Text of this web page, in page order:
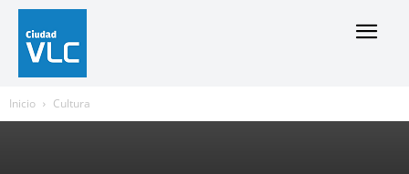
Inicio Cultura